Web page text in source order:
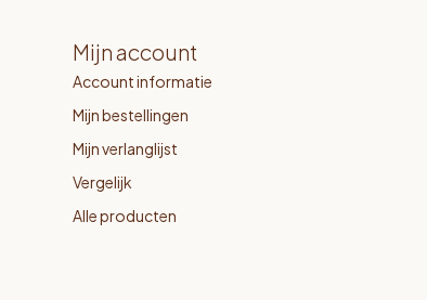
Mijn account
Account informatie
Mijn bestellingen
Mijn verlanglijst
Vergelijk
Alle producten